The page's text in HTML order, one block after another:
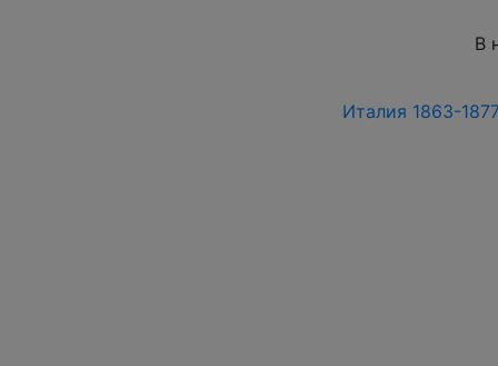
В
Италия 1863-